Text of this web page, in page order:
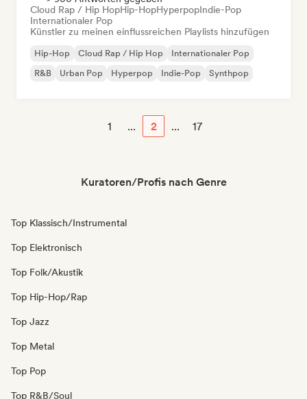
Cloud Rap / Hip HopHip-HopHyperpopIndie-Pop
Internationaler Pop
Künstler zu meinen einflussreichen Playlists hinzufügen
Hip-Hop Cloud Rap / Hip Hop
Internationaler Pop
R&B
Urban Pop Hyperpop Indie-Pop Synthpop
1 ... 2 ... 17
Kuratoren/Profis nach Genre
Top Klassisch/Instrumental
Top Elektronisch
Top Folk/Akustik
Top Hip-Hop/Rap
Top Jazz
Top Metal
Top Pop
Top R&B/Soul